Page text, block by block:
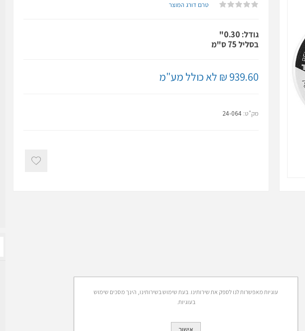
טרם דורג המוצר
גודל: 0.30"
בסליל 75 ס"מ
939.60 ₪ לא כולל מע"מ
מק"ט: 24-064
עוגיות מאפשרות לנו לספק את שירותינו. בעת שימוש בשירותינו, הינך מסכים שימוש
בעוגיות.